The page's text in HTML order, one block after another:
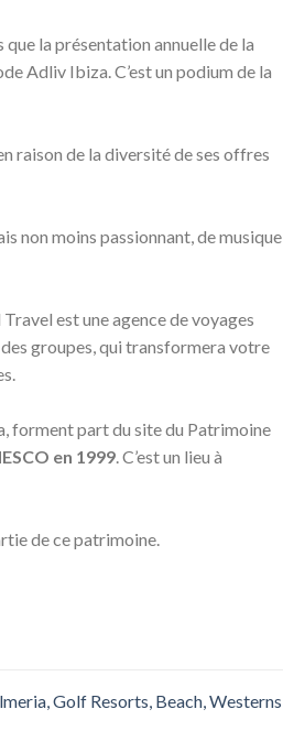
la présentation annuelle de la
Adliv Ibiza. C’est un podium de la
raison de la diversité de ses offres
non moins passionnant, de musique
est une agence de voyages
des groupes, qui transformera votre
forment part du site du Patrimoine
en 1999. C’est un lieu à
de ce patrimoine.
Golf Resorts, Beach, Westerns